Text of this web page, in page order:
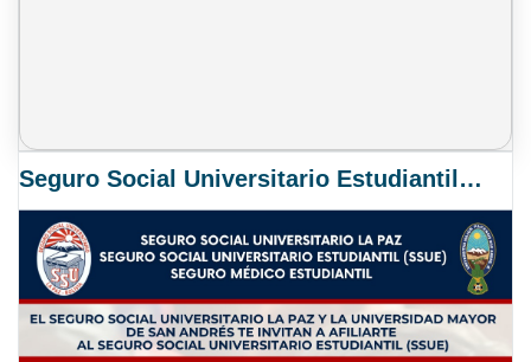
Seguro Social Universitario Estudiantil SSUE